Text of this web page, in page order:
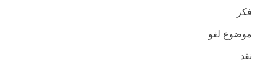
فكر
موضوع لغو
نقد